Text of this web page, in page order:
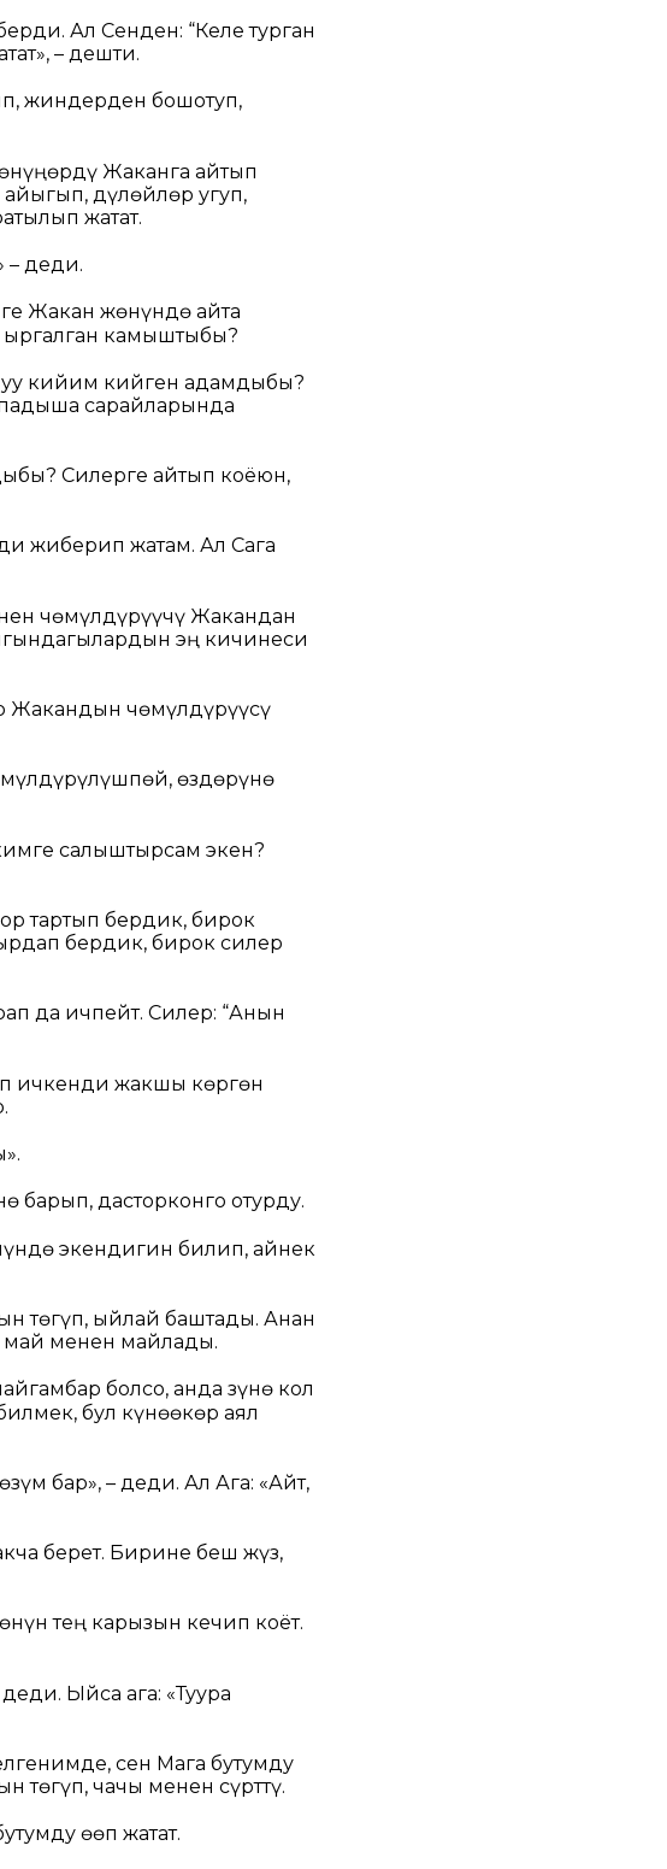
Ал Сенден: “Келе турган
– дешти.
жиндерден бошотуп,
Жаканга айтып
дүлөйлөр угуп,
жатат.
– деди.
Жакан жөнүндө айта
ыргалган камыштыбы?
кийим кийген адамдыбы?
сарайларында
Силерге айтып коёюн,
жиберип жатам. Ал Сага
чөмүлдүрүүчү Жакандан
эң кичинеси
Жакандын чөмүлдүрүүсү
өздөрүнө
салыштырсам экен?
тартып бердик, бирок
бердик, бирок силер
да ичпейт. Силер: “Анын
ичкенди жакшы көргөн
дасторконго отурду.
экендигин билип, айнек
төгүп, ыйлай баштады. Анан
май менен майлады.
болсо, анда Өзүнө кол
бул күнөөкөр аял
бар», – деди. Ал Ага: «Айт,
берет. Бирине беш жүз,
тең карызын кечип коёт.
Ыйса ага: «Туура
сен Мага бутумду
төгүп, чачы менен сүрттү.
өөп жатат.